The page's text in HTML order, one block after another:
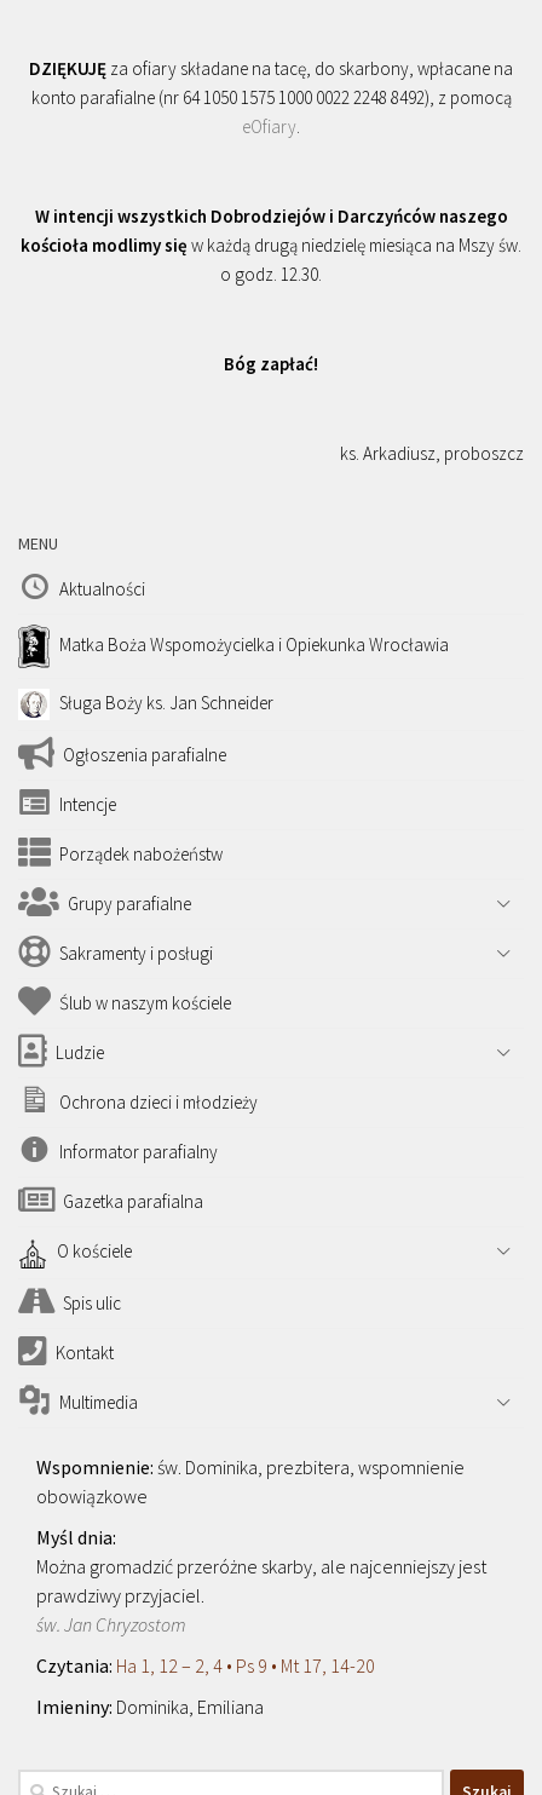
DZIĘKUJĘ za ofiary składane na tacę, do skarbony, wpłacane na
konto parafialne (nr 64 1050 1575 1000 0022 2248 8492), z pomocą
eOfiary
W intencji wszystkich Dobrodziejów i Darczyńców naszego
kościoła modlimy się w każdą drugą niedzielę miesiąca na Mszy św.
o godz. 12.30.
Bóg zapłać!
ks. Arkadiusz, proboszcz
MENU
Aktualności
Matka Boża Wspomożycielka i Opiekunka Wrocławia
Sługa Boży ks. Jan Schneider
Ogłoszenia parafialne
Intencje
Porządek nabożeństw
Grupy parafialne
Sakramenty i posługi
Ślub w naszym kościele
Ludzie
Ochrona dzieci i młodzieży
Informator parafialny
Gazetka parafialna
O kościele
Spis ulic
Kontakt
Multimedia
św. Dominika, prezbitera, wspomnienie
obowiązkowe
Można gromadzić przeróżne skarby, ale najcenniejszy jest
prawdziwy przyjaciel.
św. Jan Chryzostom
Ha 1, 12 – 2, 4 • Ps 9 • Mt 17, 14-20
Dominika, Emiliana
Szukaj: